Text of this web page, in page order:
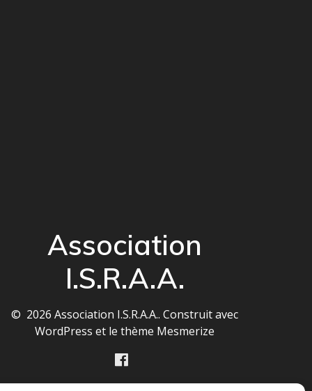
Association
I.S.R.A.A.
© 2026 Association I.S.R.A.A.. Construit avec
WordPress et lethème Mesmerize